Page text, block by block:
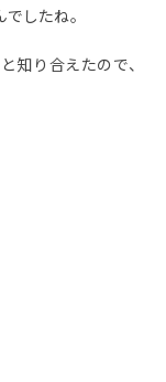
したね。
知り合えたので、